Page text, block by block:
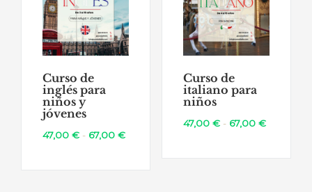
Curso de
inglés para
niños y
jóvenes
47,00 € - 67,00 €Rango
Curso de
italiano para
niños
47,00 € - 67,00 €Rango